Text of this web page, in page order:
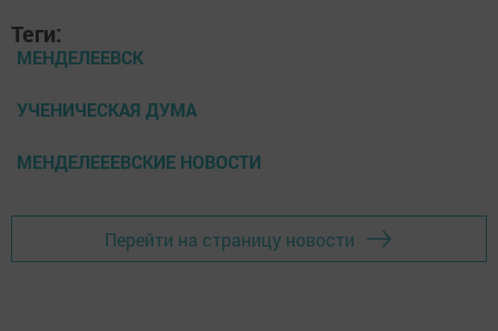
Теги:
МЕНДЕЛЕЕВСК
УЧЕНИЧЕСКАЯ ДУМА
МЕНДЕЛЕЕЕВСКИЕ НОВОСТИ
Перейти на страницу новости